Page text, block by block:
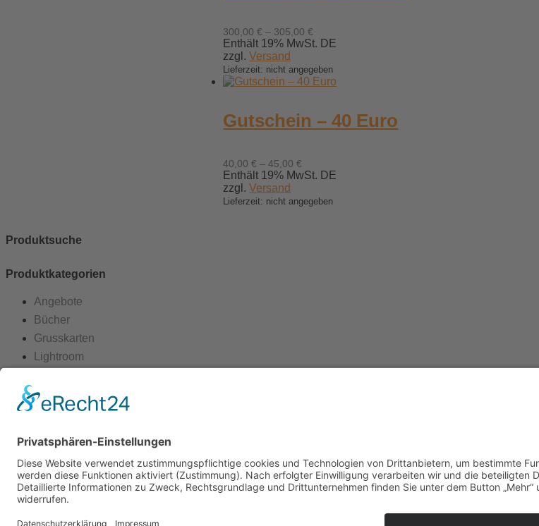
300,00€ – 305,00€
300,00 €
305,00 €
Enthält 19% MwSt. DE
zzgl.Versand
Lieferzeit: nicht angegeben
Gutschein – 40 Euro
40,00€ –45,00€
40,00 €
45,00 €
Enthält 19% MwSt. DE
zzgl.Versand
Lieferzeit: nicht angegeben
Produktsuche
Produktkategorien
Angebote
Bücher
Grusskarten
Lightroom
Workshop-Gutscheine
Newsletter
Lightroom-Tiger-Tipps
Indem Sie fortfahren, akzeptieren